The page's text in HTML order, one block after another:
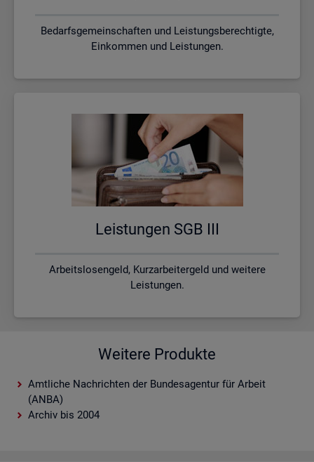
Bedarfsgemeinschaften und Leistungsberechtigte,
Einkommen und Leistungen.
Leis­tun­gen SGB III
Arbeitslosengeld, Kurzarbeitergeld und weitere
Leistungen.
Weitere Produkte
Amtliche Nachrichten der Bundesagentur für Arbeit
(ANBA)
Archiv bis 2004